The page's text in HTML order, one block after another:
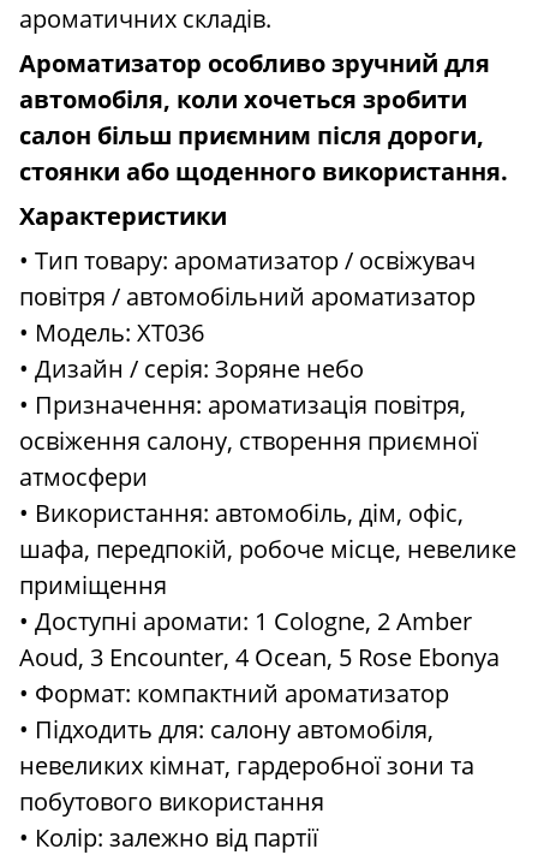
ароматичних складів.
Ароматизатор особливо зручний для
автомобіля, коли хочеться зробити
салон більш приємним після дороги,
стоянки або щоденного використання.
Характеристики
• Тип товару: ароматизатор / освіжувач
повітря / автомобільний ароматизатор
• Модель: XT036
• Дизайн / серія: Зоряне небо
• Призначення: ароматизація повітря,
освіження салону, створення приємної
атмосфери
• Використання: автомобіль, дім, офіс,
шафа, передпокій, робоче місце, невелике
приміщення
• Доступні аромати: 1 Cologne, 2 Amber
Aoud, 3 Encounter, 4 Ocean, 5 Rose Ebonya
• Формат: компактний ароматизатор
• Підходить для: салону автомобіля,
невеликих кімнат, гардеробної зони та
побутового використання
• Колір: залежно від партії